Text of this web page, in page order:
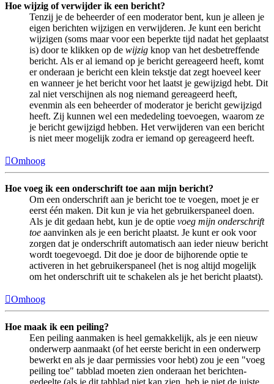
Hoe wijzig of verwijder ik een bericht?
Tenzij je de beheerder of een moderator bent, kun je alleen je
eigen berichten wijzigen en verwijderen. Je kunt een bericht
wijzigen (soms maar voor een beperkte tijd nadat het geplaatst
is) door te klikken op de wijzig knop van het desbetreffende
bericht. Als er al iemand op je bericht gereageerd heeft, komt
er onderaan je bericht een klein tekstje dat zegt hoeveel keer
en wanneer je het bericht voor het laatst je gewijzigd hebt. Dit
zal niet verschijnen als nog niemand gereageerd heeft,
evenmin als een beheerder of moderator je bericht gewijzigd
heeft. Zij kunnen wel een mededeling toevoegen, waarom ze
je bericht gewijzigd hebben. Het verwijderen van een bericht
is niet meer mogelijk zodra er iemand op gereageerd heeft.
Omhoog
Hoe voeg ik een onderschrift toe aan mijn bericht?
Om een onderschrift aan je bericht toe te voegen, moet je er
eerst één maken. Dit kun je via het gebruikerspaneel doen.
Als je dit gedaan hebt, kun je de optie voeg mijn onderschrift
toe aanvinken als je een bericht plaatst. Je kunt er ook voor
zorgen dat je onderschrift automatisch aan ieder nieuw bericht
wordt toegevoegd. Dit doe je door de bijhorende optie te
activeren in het gebruikerspaneel (het is nog altijd mogelijk
om het onderschrift uit te schakelen als je het bericht plaatst).
Omhoog
Hoe maak ik een peiling?
Een peiling aanmaken is heel gemakkelijk, als je een nieuw
onderwerp aanmaakt (of het eerste bericht in een onderwerp
bewerkt en als je daar permissies voor hebt) zou je een "voeg
peiling toe" tabblad moeten zien onderaan het berichten-